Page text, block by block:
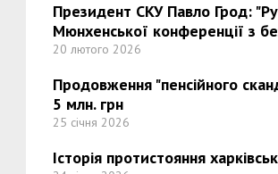
Президент СКУ Павло Грод:
Мюнхенської конференції з
20 лютого 2026
Продовження "пенсійного
5 млн. грн
25 січня 2026
Історія протистояння